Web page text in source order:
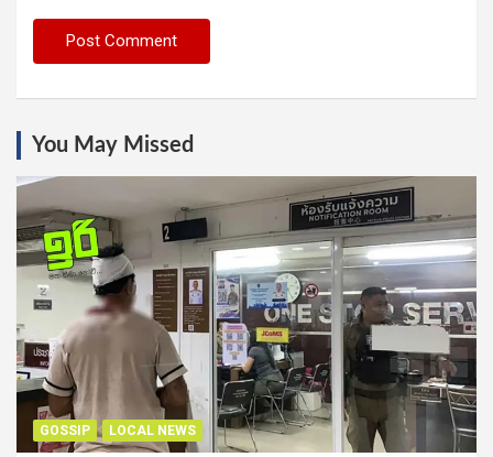
You May Missed
GOSSIP LOCAL NEWS